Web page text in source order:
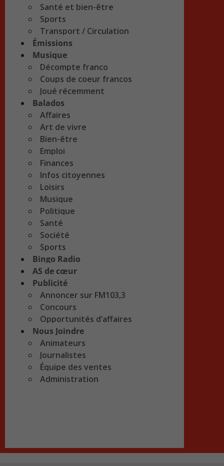
Santé et bien-être
Sports
Transport / Circulation
Émissions
Musique
Décompte franco
Coups de coeur francos
Joué récemment
Balados
Affaires
Art de vivre
Bien-être
Emploi
Finances
Infos citoyennes
Loisirs
Musique
Politique
Santé
Société
Sports
Bingo Radio
AS de cœur
Publicité
Annoncer sur FM103,3
Concours
Opportunités d’affaires
Nous Joindre
Animateurs
Journalistes
Équipe des ventes
Administration